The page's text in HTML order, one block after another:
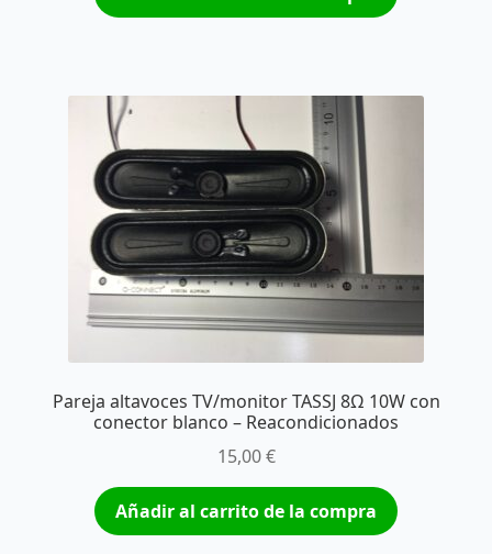
Pareja altavoces TV/monitor TASSJ 8Ω 10W con
conector blanco – Reacondicionados
15,00€
Añadir al carrito de la compra